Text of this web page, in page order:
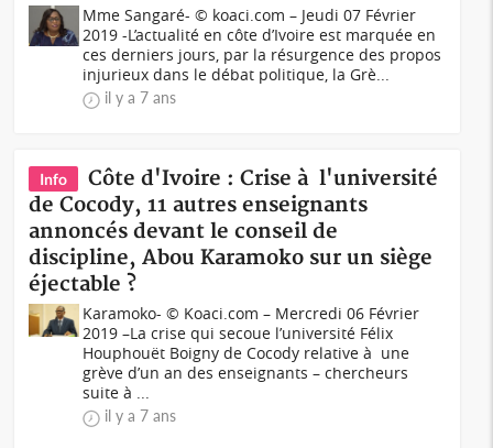
Mme Sangaré- © koaci.com – Jeudi 07 Février
2019 -L’actualité en côte d’Ivoire est marquée en
ces derniers jours, par la résurgence des propos
injurieux dans le débat politique, la Grè...
il y a 7 ans
Info
Côte d'Ivoire : Crise à l'université
de Cocody, 11 autres enseignants
annoncés devant le conseil de
discipline, Abou Karamoko sur un siège
éjectable ?
Karamoko- © Koaci.com – Mercredi 06 Février
2019 –La crise qui secoue l’université Félix
Houphouët Boigny de Cocody relative à une
grève d’un an des enseignants – chercheurs
suite à ...
il y a 7 ans